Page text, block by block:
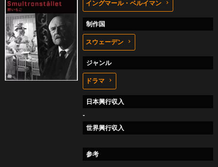
イングマール・ベルイマン
制作国
スウェーデン
ジャンル
ドラマ
日本興行収入
-
世界興行収入
参考